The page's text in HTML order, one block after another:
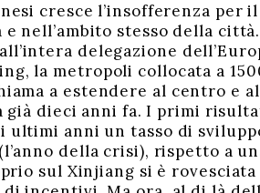
cresce l’insofferenza per
nell’ambito stesso della
delegazione
la metropoli collocata a
a estendere al centro e
già dieci anni fa. I primi
anni un tasso di
della crisi), rispetto a
sul Xinjiang si è